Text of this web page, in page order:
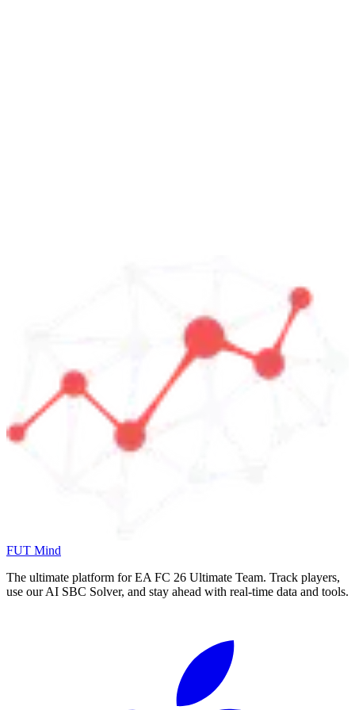
FUT Mind
The ultimate platform for EA FC 26 Ultimate Team. Track players,
use our AI SBC Solver, and stay ahead with real-time data and tools.